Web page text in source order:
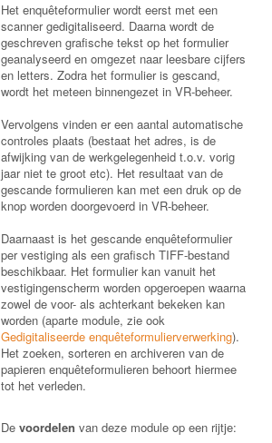
Het enquêteformulier wordt eerst met een
scanner gedigitaliseerd. Daarna wordt de
geschreven grafische tekst op het formulier
geanalyseerd en omgezet naar leesbare cijfers
en letters. Zodra het formulier is gescand,
wordt het meteen binnengezet in VR-beheer.
Vervolgens vinden er een aantal automatische
controles plaats (bestaat het adres, is de
afwijking van de werkgelegenheid t.o.v. vorig
jaar niet te groot etc). Het resultaat van de
gescande formulieren kan met een druk op de
knop worden doorgevoerd in VR-beheer.
Daarnaast is het gescande enquêteformulier
per vestiging als een grafisch TIFF-bestand
beschikbaar. Het formulier kan vanuit het
vestigingenscherm worden opgeroepen waarna
zowel de voor- als achterkant bekeken kan
worden (aparte module, zie ook
Gedigitaliseerde enquêteformulierverwerking).
Het zoeken, sorteren en archiveren van de
papieren enquêteformulieren behoort hiermee
tot het verleden.
De voordelen van deze module op een rijtje: